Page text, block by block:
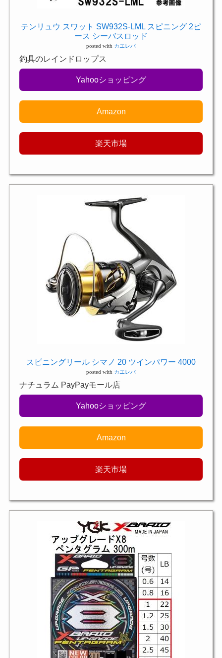
テンリュウ スワット SW932S-LML スピニング 2ピ
ース シーバスロッド
posted with カエレバ
釣具のレインドロップス
Yahooショッピング
Amazon
楽天市場
スピニングリール シマノ 20 ツインパワー 4000
posted with カエレバ
ナチュラム PayPayモール店
Yahooショッピング
Amazon
楽天市場